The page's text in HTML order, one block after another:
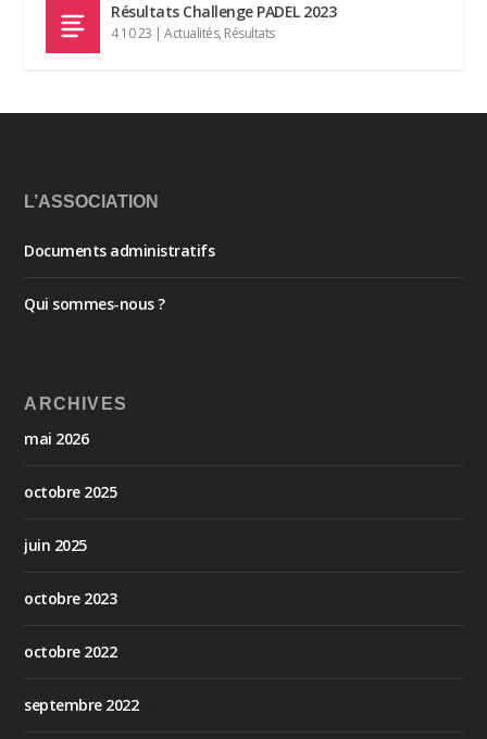
Résultats Challenge PADEL 2023
4 10 23 |Actualités, Résultats
L’ASSOCIATION
Documents administratifs
Qui sommes-nous ?
ARCHIVES
mai 2026(5)
octobre 2025(1)
juin 2025(1)
octobre 2023(1)
octobre 2022(2)
septembre 2022(2)